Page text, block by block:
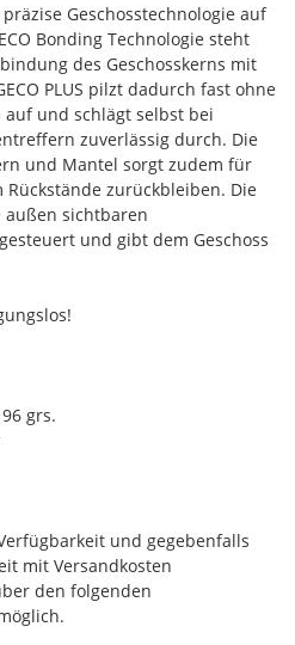
präzise Geschosstechnologie auf
Bonding Technologie steht
des Geschosskerns mit
PLUS pilzt dadurch fast ohne
auf und schlägt selbst bei
zuverlässig durch. Die
und Mantel sorgt zudem für
zurückbleiben. Die
sichtbaren
und gibt dem Geschoss
grs.
und gegebenfalls
mit Versandkosten
den folgenden